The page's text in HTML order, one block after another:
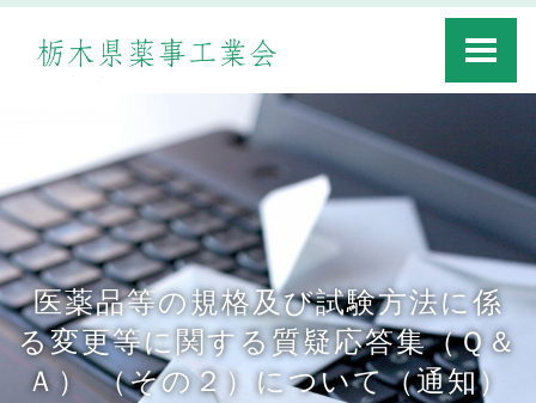
Toggle
医薬品等の規格及び試験方法に係
る変更等に関する質疑応答集（Ｑ＆
Ａ） （その２）について（通知）